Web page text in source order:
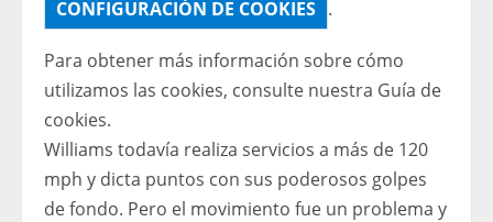
CONFIGURACIÓN DE COOKIES .
Para obtener más información sobre cómo
utilizamos las cookies, consulte nuestra Guía de
cookies.
Williams todavía realiza servicios a más de 120
mph y dicta puntos con sus poderosos golpes
de fondo. Pero el movimiento fue un problema y